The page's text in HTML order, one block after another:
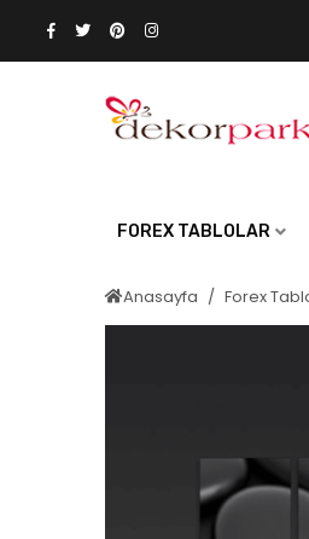
FOREX TABLOLAR
Anasayfa Forex